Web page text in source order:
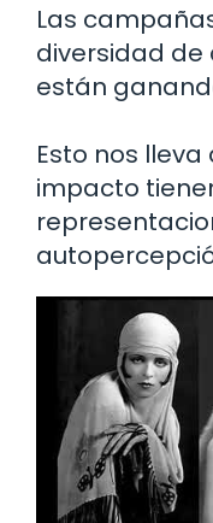
Las
diversidad de
están
Esto nos
impacto